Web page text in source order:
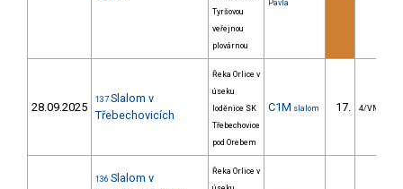
Tyršovou
veřejnou
plovárnou
Pavla
28.09.2025
137 Slalom v
Třebechovicích
Řeka Orlice v
úseku
loděnice SK
Třebechovice
pod Orebem
C1M slalom 17. 4/VM
136 Slalom v
Řeka Orlice v